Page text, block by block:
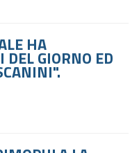
HA
DEL GIORNO ED